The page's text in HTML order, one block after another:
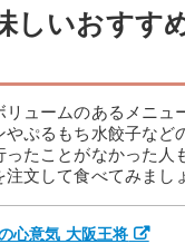
しいおすす
ュームのあるメニ
ぷるもち水餃子な
たことがなかった
文して食べてみまし
心意気 大阪王将